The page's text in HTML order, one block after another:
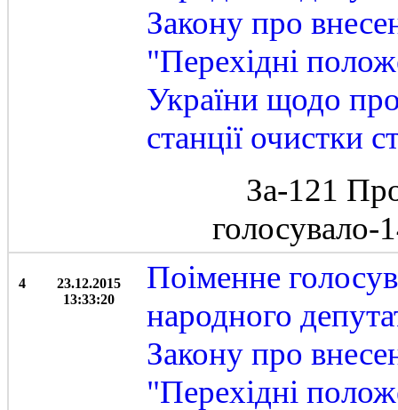
Закону про
"Перехідні
України щодо
станції очистки
За-121
голосувало-
4
23.12.2015
13:33:20
Поіменне
народного
Закону про
"Перехідні